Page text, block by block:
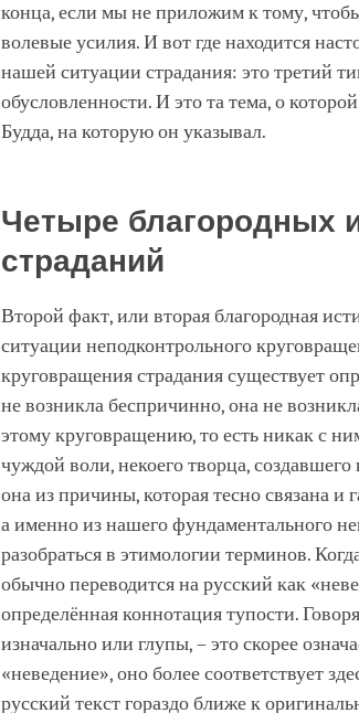
конца, если мы не приложим к тому,
волевые усилия. И вот где находится
нашей ситуации страдания: это третий
обусловленности. И это та тема, о
Будда, на которую он указывал.
Четыре благородных
страданий
Второй факт, или вторая благородная
ситуации неподконтрольного
круговращения страдания существует
не возникла беспричинно, она не
этому круговращению, то есть никак с
чуждой воли, некоего творца,
она из причины, которая тесно связана
а именно из нашего фундаментального
разобраться в этимологии терминов.
обычно переводится на русский как
определённая коннотация тупости.
изначально или глупы, – это скорее
«неведение», оно более соответствует
русский текст гораздо ближе к